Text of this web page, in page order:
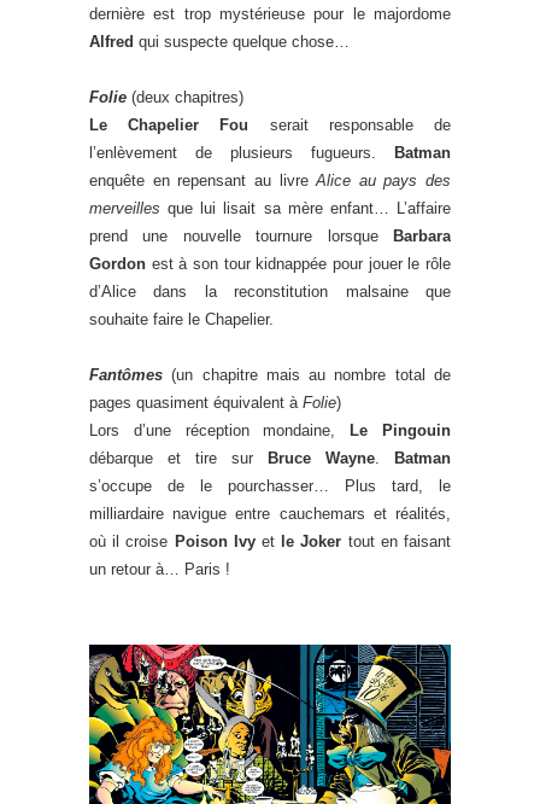
dernière est trop mystérieuse pour le majordome
Alfred qui suspecte quelque chose…
Folie (deux chapitres)
Le Chapelier Fou serait responsable de
l’enlèvement de plusieurs fugueurs.
Batman
enquête en repensant au livreAlice au pays des
merveilles que lui lisait sa mère enfant… L’affaire
prend une nouvelle tournure lorsque
Barbara
Gordon est à son tour kidnappée pour jouer le rôle
d’Alice dans la reconstitution malsaine que
souhaite faire le Chapelier.
Fantômes(un chapitre mais au nombre total de
pages quasiment équivalent à Folie)
Lors d’une réception mondaine,
Le Pingouin
débarque et tire sur
Bruce Wayne.
Batman
s’occupe de le pourchasser… Plus tard, le
milliardaire navigue entre cauchemars et réalités,
où il croise Poison Ivyet le Joker tout en faisant
un retour à… Paris !